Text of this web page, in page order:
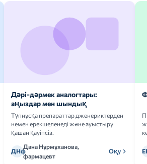
Дәрі-дәрмек аналогтары:
аңыздар мен шындық
Түпнұсқа препараттар дженериктерден
немен ерекшеленеді және ауыстыру
қашан қауіпсіз.
ДНф
Дана Нұрмұханова,
фармацевт
Оқу